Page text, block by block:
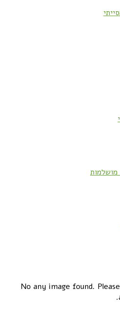
מושלמות
No any image found.